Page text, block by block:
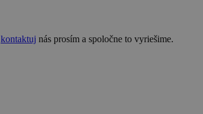
kontaktuj nás prosím a spoločne to vyriešime.